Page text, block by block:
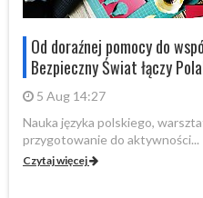
Od doraźnej pomocy do
Bezpieczny Świat łączy
5 Aug 14:27
Nauka języka polskiego,
przygotowanie do aktywności...
Czytaj więcej